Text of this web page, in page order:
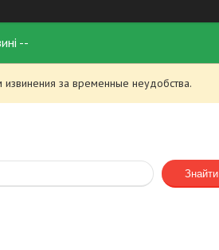
--
за временные неудобства.
Знайти